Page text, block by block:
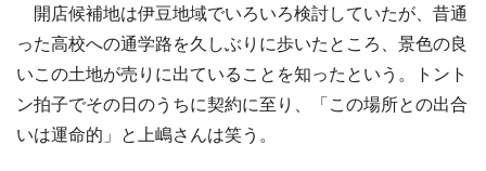
開店候補地は伊豆地域でいろいろ検討していたが、昔通
った高校への通学路を久しぶりに歩いたところ、景色の良
いこの土地が売りに出ていることを知ったという。トント
ン拍子でその日のうちに契約に至り、「この場所との出合
いは運命的」と上嶋さんは笑う。